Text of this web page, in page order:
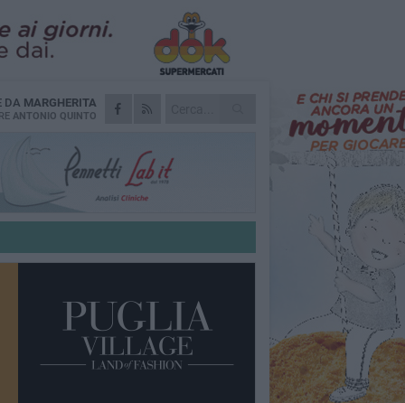
DA MARGHERITA
ANTONIO QUINTO